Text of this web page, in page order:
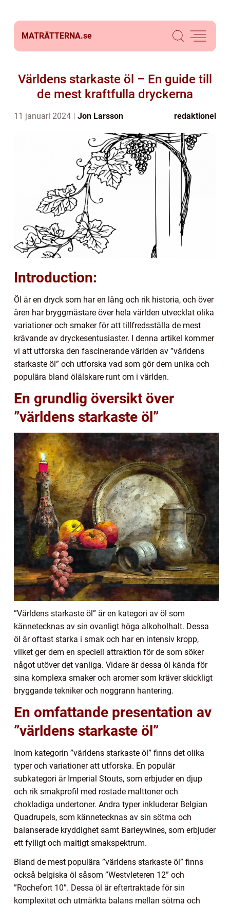
MATRÄTTERNA.se
Världens starkaste öl – En guide till
de mest kraftfulla dryckerna
11 januari 2024 Jon Larsson redaktionel
Introduction:
Öl är en dryck som har en lång och rik historia, och över
åren har bryggmästare över hela världen utvecklat olika
variationer och smaker för att tillfredsställa de mest
krävande av dryckesentusiaster. I denna artikel kommer
vi att utforska den fascinerande världen av ”världens
starkaste öl” och utforska vad som gör dem unika och
populära bland ölälskare runt om i världen.
En grundlig översikt över
”världens starkaste öl”
”Världens starkaste öl” är en kategori av öl som
kännetecknas av sin ovanligt höga alkoholhalt. Dessa
öl är oftast starka i smak och har en intensiv kropp,
vilket ger dem en speciell attraktion för de som söker
något utöver det vanliga. Vidare är dessa öl kända för
sina komplexa smaker och aromer som kräver skickligt
bryggande tekniker och noggrann hantering.
En omfattande presentation av
”världens starkaste öl”
Inom kategorin ”världens starkaste öl” finns det olika
typer och variationer att utforska. En populär
subkategori är Imperial Stouts, som erbjuder en djup
och rik smakprofil med rostade malttoner och
chokladiga undertoner. Andra typer inkluderar Belgian
Quadrupels, som kännetecknas av sin sötma och
balanserade kryddighet samt Barleywines, som erbjuder
ett fylligt och maltigt smakspektrum.
Bland de mest populära ”världens starkaste öl” finns
också belgiska öl såsom ”Westvleteren 12” och
”Rochefort 10”. Dessa öl är eftertraktade för sin
komplexitet och utmärkta balans mellan sötma och